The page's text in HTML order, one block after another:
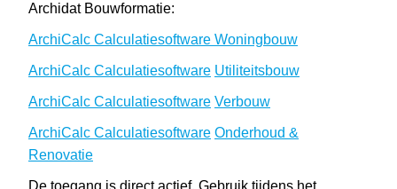
Archidat Bouwformatie:
ArchiCalc Calculatiesoftware Woningbouw
ArchiCalc Calculatiesoftware Utiliteitsbouw
ArchiCalc Calculatiesoftware Verbouw
ArchiCalc Calculatiesoftware Onderhoud &
Renovatie